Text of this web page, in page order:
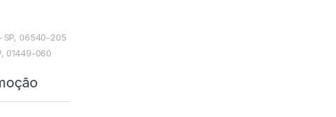
SP, 06540-205
01449-060